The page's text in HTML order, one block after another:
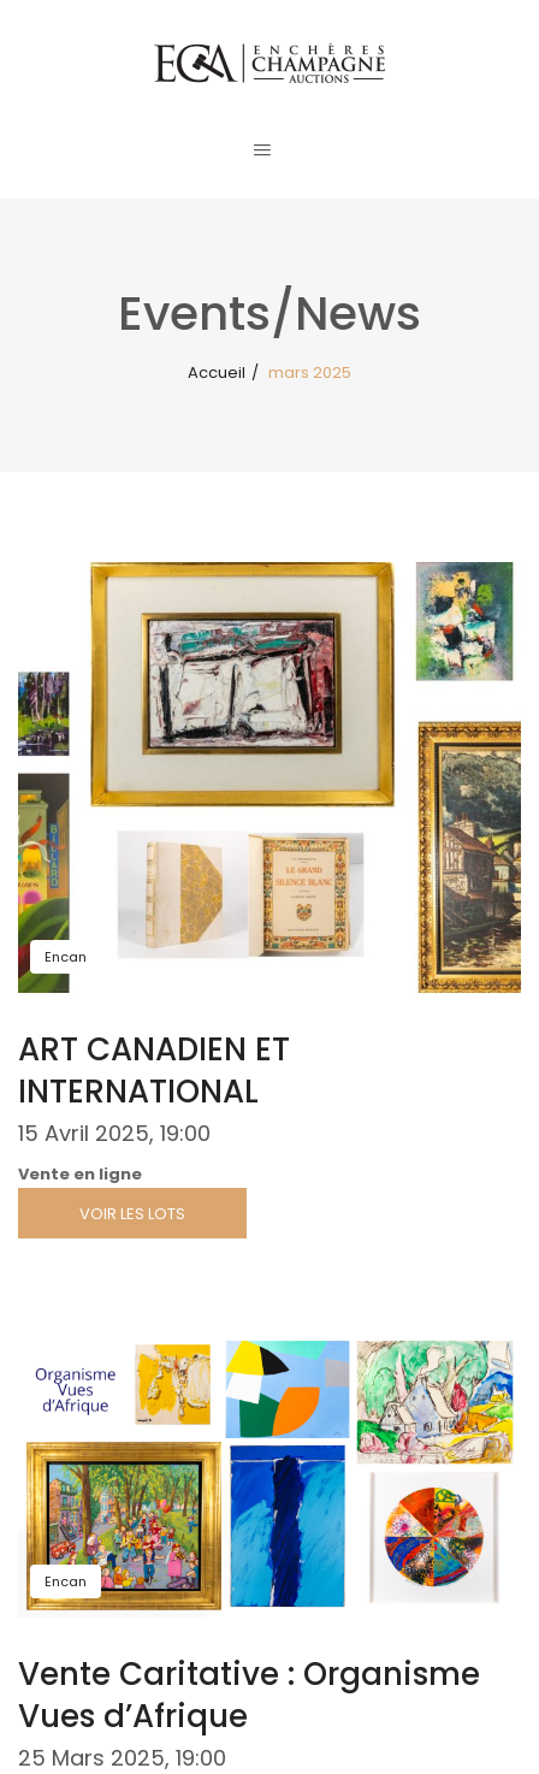
Events/News
Accueil / mars 2025
Encan
ART CANADIEN ET
INTERNATIONAL
15 Avril 2025, 19:00
Vente en ligne
VOIR LES LOTS
Encan
Vente Caritative : Organisme
Vues d’Afrique
25 Mars 2025, 19:00